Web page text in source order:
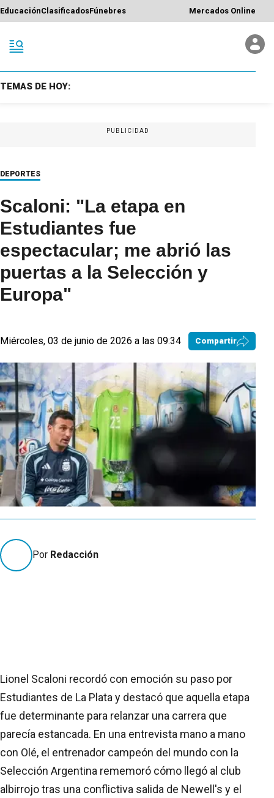
EducaciónClasificadosFúnebres Mercados Online
TEMAS DE HOY:
PUBLICIDAD
DEPORTES
Scaloni: "La etapa en
Estudiantes fue
espectacular; me abrió las
puertas a la Selección y
Europa"
Miércoles, 03 de junio de 2026 a las 09:34 Compartir
Por Redacción
Lionel Scaloni recordó con emoción su paso por
Estudiantes de La Plata y destacó que aquella etapa
fue determinante para relanzar una carrera que
parecía estancada. En una entrevista mano a mano
con Olé, el entrenador campeón del mundo con la
Selección Argentina rememoró cómo llegó al club
albirrojo tras una conflictiva salida de Newell's y el